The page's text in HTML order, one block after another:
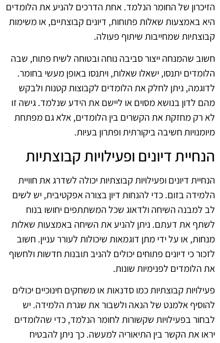
הזיכרון של החומר הנלמד. אחת הדרכים להניע את הלומדים
היא באמצעות שאלות פתוחות, דיונים קבוצתיים, או משימות
קבוצתיות שמחייבות שיתוף פעולה.
חשוב שהמנחה ייצור סביבה נוחה ובטוחה לשיח פתוח, שבה
הלומדים יתנסו, ישאלו שאלות, ויתנסו באופן מעשי בחומר.
לדוגמה, ניתן לחלק את הלומדים לקבוצות קטנות ולבקש
מהם לדון בנושא מסוים או ליישם את הידע שנלמד. גישה זו
לא רק מחזקת את הקשרים בין הלומדים, אלא גם מפתחת
מיומנויות חשיבה ביקורתית ופתרון בעיות.
הנחיית דיונים ופעילויות קבוצתיות
הנחיית דיונים ופעילויות קבוצתיות יכולה לשדרג את חוויית
הלמידה בזום. כדי להנחות דיון בצורה אפקטיבית, יש לשים
לב למבנה השיחה ולדאוג שכל המשתתפים יחושו בנוח
לשתף את דעתם. ניתן להניע את השיחה באמצעות שאלות
מנחות, או על ידי מתן דוגמאות שיכולות לעורר עניין. חשוב
לזכור כי דיונים פתוחים יכולים להניב תובנות חדשות ולחשוף
את הלומדים לפנימיות שונות.
פעילויות קבוצתיות כמו סדנאות או משחקים חינוכיים יכולים
להוסיף אלמנט של הנאה ולשבור את שגרת הלמידה. יש
לבחור בפעילויות שקשורות לחומר הנלמד, כדי שהלומדים
יראו את הקשר בין התיאוריה למעשה. כך ניתן להבטיח